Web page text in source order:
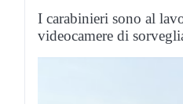
I carabinieri sono al
videocamere di